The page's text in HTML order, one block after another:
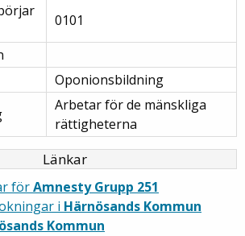
0101
Oponionsbildning
Arbetar för de mänskliga
rättigheterna
Länkar
förAmnesty Grupp 251
i Härnösands Kommun
Kommun